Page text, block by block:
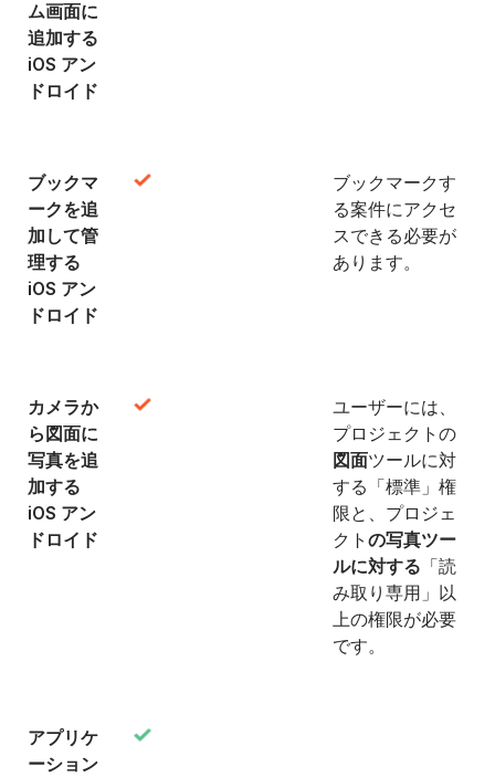
ム画面に
追加する
iOS アン
ドロイド
ブックマ
ークを追
加して管
理する
iOS アン
ドロイド
ブックマークす
る案件にアクセ
スできる必要が
あります。
カメラか
ら図面に
写真を追
加する
iOS アン
ドロイド
ユーザーには、
プロジェクトの
図面ツールに対
する「標準」権
限と、プロジェ
クト の写真ツー
ルに対する 「読
み取り専用」以
上の権限が必要
です。
アプリケ
ーション